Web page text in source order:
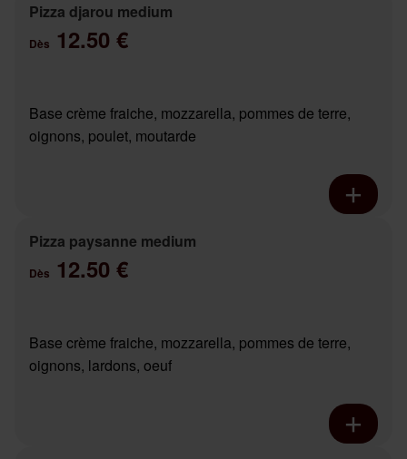
Pizza djarou medium
Dès 12.50 €
Base crème fraiche, mozzarella, pommes de terre,
oignons, poulet, moutarde
Pizza paysanne medium
Dès 12.50 €
Base crème fraiche, mozzarella, pommes de terre,
oignons, lardons, oeuf